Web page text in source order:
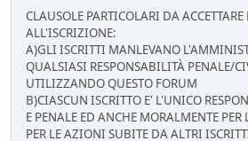
CLAUSOLE PARTICOLARI DA ACCETTARE
ALL'ISCRIZIONE:
A)GLI ISCRITTI MANLEVANO
QUALSIASI RESPONSABILITÀ PENALE/
UTILIZZANDO QUESTO FORUM
B)CIASCUN ISCRITTO E' L'UNICO
E PENALE ED ANCHE MORALMENTE
PER LE AZIONI SUBITE DA ALTRI